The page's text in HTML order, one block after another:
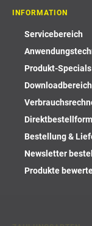
INFORMATION
Servicebereich
Produkt-Specials
Downloadbereich
Bestellung &
Newsletter
Produkte